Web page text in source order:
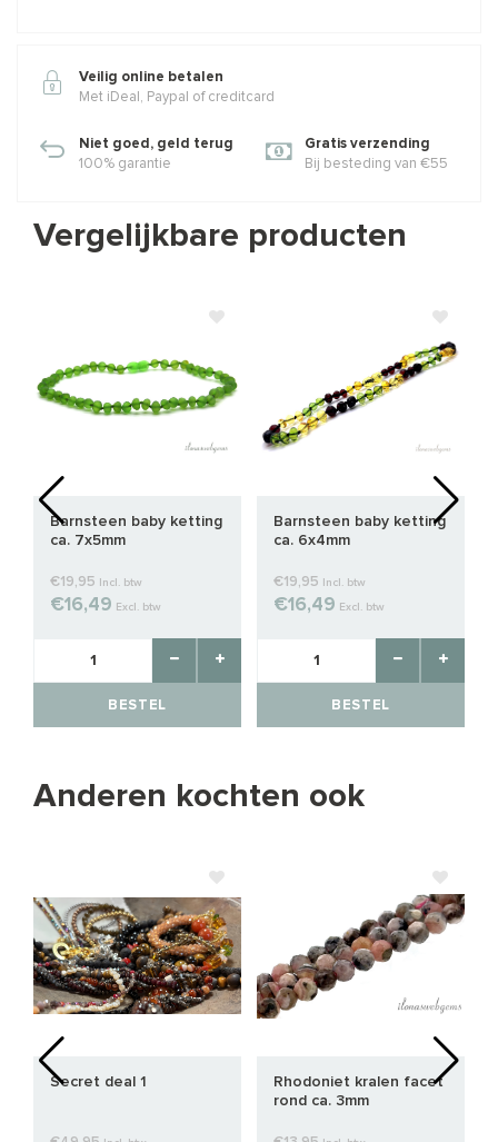
Veilig online betalen
Met iDeal, Paypal of creditcard
Niet goed, geld terug
100% garantie
Gratis verzending
Bij besteding van €55
Vergelijkbare producten
Barnsteen baby ketting
ca. 7x5mm
€19,95 Incl. btw
€16,49 Excl. btw
BESTEL
Barnsteen baby ketting
ca. 6x4mm
€19,95 Incl. btw
€16,49 Excl. btw
BESTEL
Anderen kochten ook
Secret deal 1
Rhodoniet kralen facet
rond ca. 3mm